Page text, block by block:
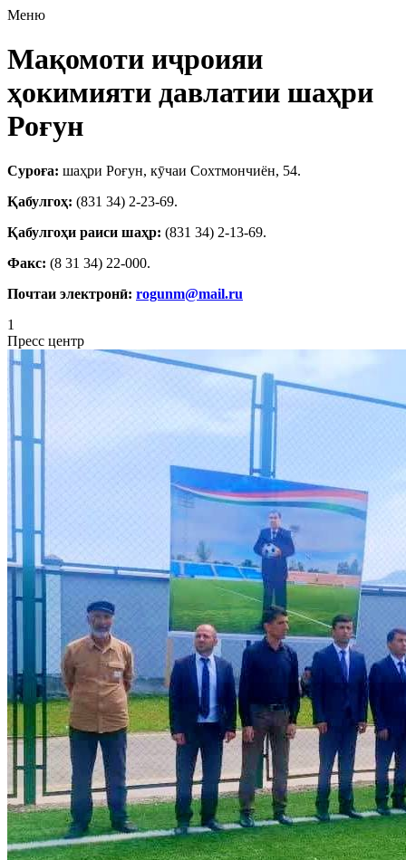
Меню
Мақомоти иҷроияи
ҳокимияти давлатии шаҳри
Роғун
Суроға: шаҳри Роғун, кӯчаи Сохтмончиён, 54.
Қабулгоҳ: (831 34) 2-23-69.
Қабулгоҳи раиси шаҳр: (831 34) 2-13-69.
Факс: (8 31 34) 22-000.
Почтаи электронӣ: rogunm@mail.ru
1
Пресс центр